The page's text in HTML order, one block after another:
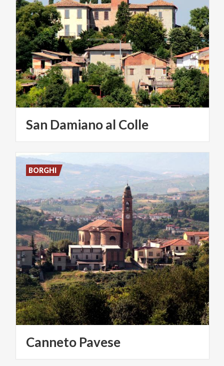
San Damianoal Colle
Canneto Pavese
BORGHI